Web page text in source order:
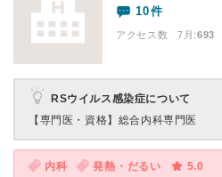
10件
アクセス数 7月:693
RSウイルス感染症について
【専門医・資格】 総合内科専門医
内科 発熱・だるい
5.0